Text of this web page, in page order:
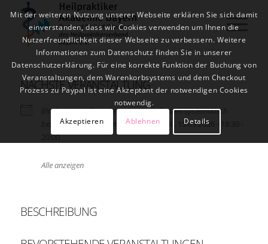
NÄCHSTE VERANSTALTUNG
Blockseminar Phytotherapie – Heilpflanzen systematisch
bestimmen und anwenden - Block 6- Di., 15.09.2026 - 18:30 -
20:00
Alle anzeigen
BESCHREIBUNG
Mit der weiteren Nutzung unserer Webseite erklären Sie sich damit
einverstanden, dass wir Cookies verwenden um Ihnen die
Nutzerfreundlichkeit dieser Webseite zu verbessern. Weitere
Informationen zum Datenschutz finden Sie in unserer
Datenschutzerklärung. Für eine korrekte Funktion der Buchung von
Veranstaltungen, dem Warenkorbsystems und dem Checkout
Prozess zu Paypal ist eine Akzeptant der notwendigen Cookies
notwendig.
Akzeptieren
Ablehnen Details